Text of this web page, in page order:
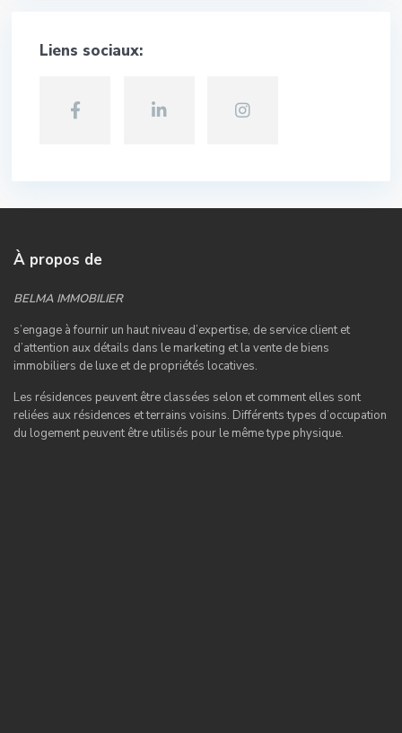
Liens sociaux:
À propos de
BELMA IMMOBILIER
s’engage à fournir un haut niveau d’expertise, de service client et
d’attention aux détails dans le marketing et la vente de biens
immobiliers de luxe et de propriétés locatives.
Les résidences peuvent être classées selon et comment elles sont
reliées aux résidences et terrains voisins. Différents types d’occupation
du logement peuvent être utilisés pour le même type physique.